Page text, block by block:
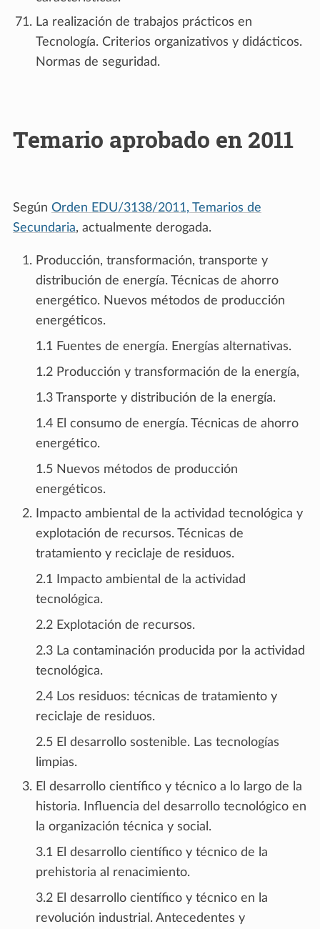
La realización de trabajos prácticos en
Tecnología. Criterios organizativos y didácticos.
Normas de seguridad.
Temario aprobado en 2011
Según Orden EDU/3138/2011, Temarios de
Secundaria, actualmente derogada.
Producción, transformación, transporte y
distribución de energía. Técnicas de ahorro
energético. Nuevos métodos de producción
energéticos.
1.1 Fuentes de energía. Energías alternativas.
1.2 Producción y transformación de la energía,
1.3 Transporte y distribución de la energía.
1.4 El consumo de energía. Técnicas de ahorro
energético.
1.5 Nuevos métodos de producción
energéticos.
Impacto ambiental de la actividad tecnológica y
explotación de recursos. Técnicas de
tratamiento y reciclaje de residuos.
2.1 Impacto ambiental de la actividad
tecnológica.
2.2 Explotación de recursos.
2.3 La contaminación producida por la actividad
tecnológica.
2.4 Los residuos: técnicas de tratamiento y
reciclaje de residuos.
2.5 El desarrollo sostenible. Las tecnologías
limpias.
El desarrollo científico y técnico a lo largo de la
historia. Influencia del desarrollo tecnológico en
la organización técnica y social.
3.1 El desarrollo científico y técnico de la
prehistoria al renacimiento.
3.2 El desarrollo científico y técnico en la
revolución industrial. Antecedentes y